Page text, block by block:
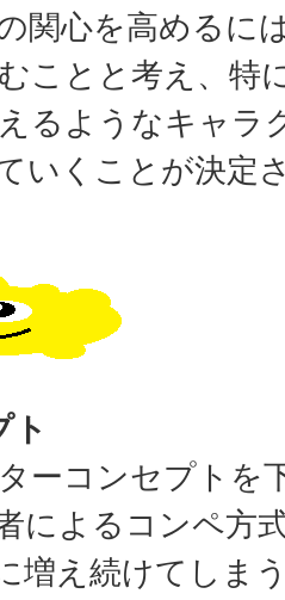
関心を高めるに
ことと考え、特
るようなキャラ
いくことが決定
ト
ーコンセプトを
によるコンペ方
増え続けてしま